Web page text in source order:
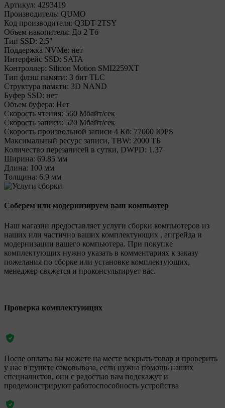
Артикул: 4293419
Производитель: QUMO
Код производителя: Q3DT-2TSY
Объем накопителя: До 2 Тб
Тип SSD: 2.5"
Поддержка NVMe: нет
Интерфейс SSD: SATA
Контроллер: Silicon Motion SMI2259XT
Тип флэш памяти: 3 бит TLC
Структура памяти: 3D NAND
Буфер SSD: нет
Объем буфера: Нет
Cкорость чтения: 560 Мбайт/сек
Cкорость записи: 520 Мбайт/сек
Скорость произвольной записи 4 Кб: 77000 IOPS
Максимальный ресурс записи, TBW: 2000 ТБ
Количество перезаписей в сутки, DWPD: 1.37
Ширина: 69.85 мм
Длина: 100 мм
Толщина: 6.9 мм
Соберем или модернизируем ваш компьютер
Наш магазин предоставляет услуги сборки компьютеров из
наших или частично ваших комплектующих , апгрейда и
модернизации вашего компьютера. При покупке
комплектующих нужно указать в комментариях к заказу
пожелания по сборке или установке комплектующих,
менеджер свяжется и проконсультирует вас.
Проверка комплектующих
После оплаты вы можете на месте вскрыть товар и проверить
у нас в пункте самовывоза, если нужна помощь наших
специалистов, они с радостью вам подскажут и
продемонстрируют работоспособность устройства